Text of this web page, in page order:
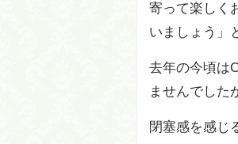
寄って楽しく
いましょう」
去年の今頃は
ませんでした
閉塞感を感じ